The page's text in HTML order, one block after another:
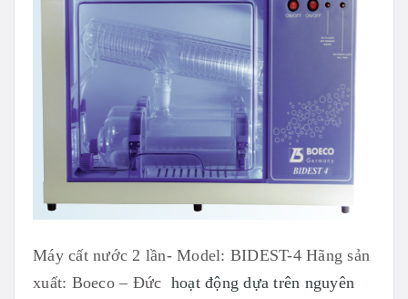
Máy cất nước 2 lần- Model: BIDEST-4 Hãng sản
xuất: Boeco – Đức hoạt động dựa trên nguyên